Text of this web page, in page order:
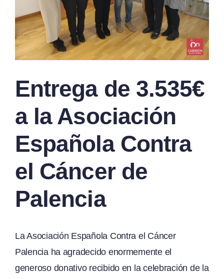
Entrega de 3.535€
a la Asociación
Española Contra
el Cáncer de
Palencia
LaAsociación Española Contra el Cáncer
Palenciaha agradecido enormemente el
generoso donativo recibido en la celebración de la